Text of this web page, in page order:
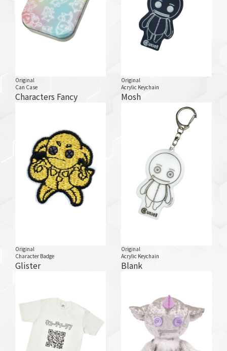
Original
Can Case
Characters Fancy
Original
Acrylic Keychain
Mosh
Original
Character Badge
Glister
Original
Acrylic Keychain
Blank